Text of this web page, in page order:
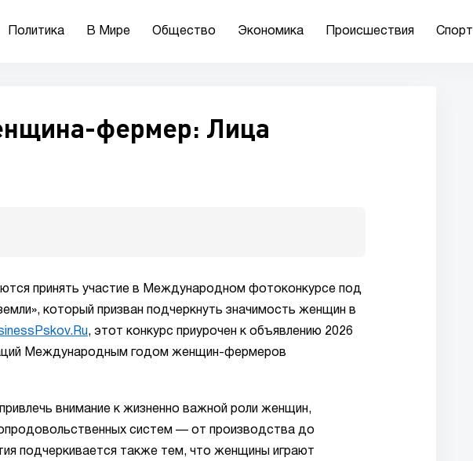
Политика В Мире Общество Экономика Происшествия Спорт
фермер: Лица
принять участие в Международном фотоконкурсе под
который призван подчеркнуть значимость женщин в
, этот конкурс приурочен к объявлению 2026
Международным годом женщин-фермеров
внимание к жизненно важной роли женщин,
систем — от производства до
подчеркивается также тем, что женщины играют